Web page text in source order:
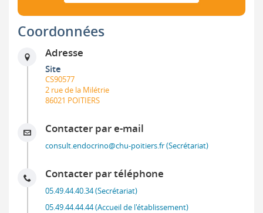
Coordonnées
Adresse
Site
CS90577
2 rue de la Milétrie
86021 POITIERS
Contacter par e-mail
consult.endocrino@chu-poitiers.fr (Secrétariat)
Contacter par téléphone
05.49.44.40.34 (Secrétariat)
05.49.44.44.44 (Accueil de l'établissement)